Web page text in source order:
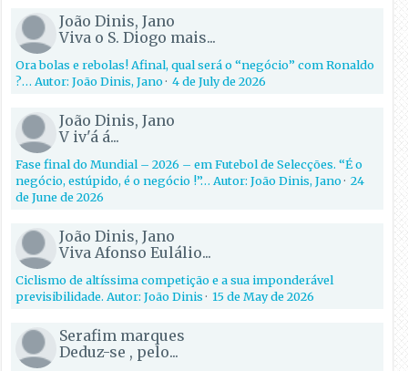
João Dinis, Jano
Viva o S. Diogo mais...
Ora bolas e rebolas! Afinal, qual será o “negócio” com Ronaldo
?… Autor: João Dinis, Jano·4 de July de 2026
João Dinis, Jano
V iv'á á...
Fase final do Mundial – 2026 – em Futebol de Selecções. “É o
negócio, estúpido, é o negócio !”… Autor: João Dinis, Jano·24
de June de 2026
João Dinis, Jano
Viva Afonso Eulálio...
Ciclismo de altíssima competição e a sua imponderável
previsibilidade. Autor: João Dinis·15 de May de 2026
Serafim marques
Deduz-se , pelo...